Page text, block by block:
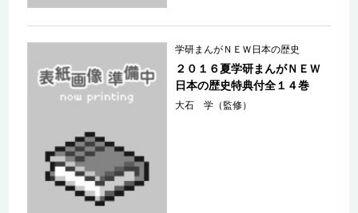
学研まんがＮＥＷ日本の歴史
２０１６夏学研まんがＮＥＷ
日本の歴史特典付全１４巻
大石 学（監修）